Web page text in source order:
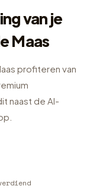
van je
Maas
profiteren van
naast de AI-